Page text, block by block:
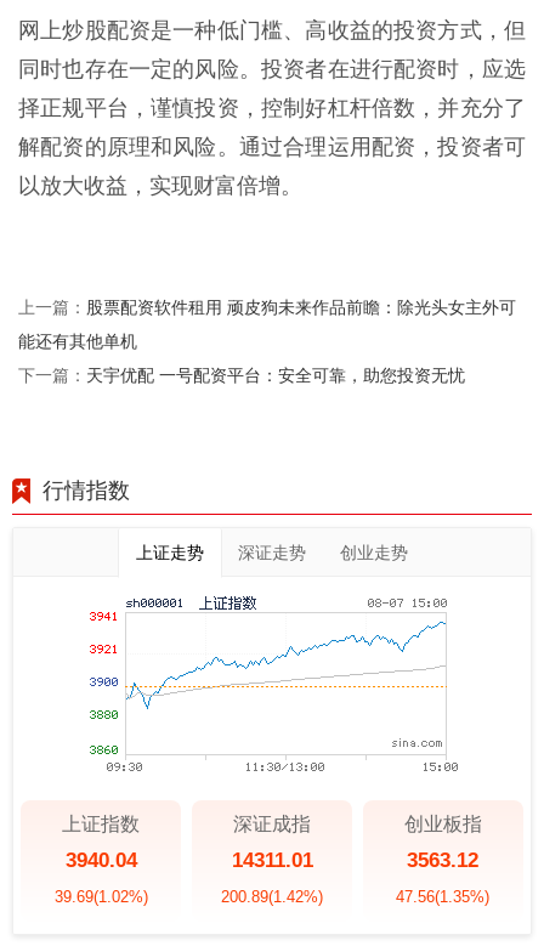
网上炒股配资是一种低门槛、高收益的投资方式，但
同时也存在一定的风险。投资者在进行配资时，应选
择正规平台，谨慎投资，控制好杠杆倍数，并充分了
解配资的原理和风险。通过合理运用配资，投资者可
以放大收益，实现财富倍增。
上一篇： 股票配资软件租用 顽皮狗未来作品前瞻：除光头女主外可
能还有其他单机
下一篇： 天宇优配 一号配资平台：安全可靠，助您投资无忧
行情指数
上证走势 深证走势 创业走势
上证指数
3940.04
39.69(1.02%)
深证成指
14311.01
200.89(1.42%)
创业板指
3563.12
47.56(1.35%)